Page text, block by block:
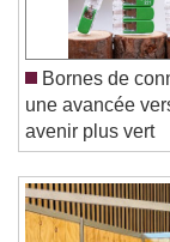
Play
Play
Unmute
Current
/
Duration-
Loaded:
Stream
Seek to
Bornes de
une avancée
avenir plus vert